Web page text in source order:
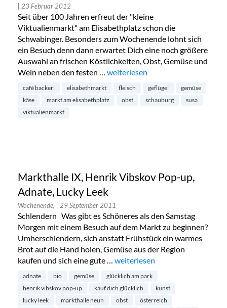
| 23 Februar 2012
Seit über 100 Jahren erfreut der "kleine
Viktualienmarkt" am Elisabethplatz schon die
Schwabinger. Besonders zum Wochenende lohnt sich
ein Besuch denn dann erwartet Dich eine noch größere
Auswahl an frischen Köstlichkeiten, Obst, Gemüse und
Wein neben den festen … „Markt am Elisabethplatz in
weiterlesen
café backerl elisabethmarkt fleisch geflügel
gemüse
käse
markt am elisabethplatz obst schauburg
susa
viktualienmarkt
Markthalle IX, Henrik Vibskov Pop-up,
Adnate, Lucky Leek
Wochenende, | 29 September 2011
Schlendern Was gibt es Schöneres als den Samstag
Morgen mit einem Besuch auf dem Markt zu beginnen?
Umherschlendern, sich anstatt Frühstück ein warmes
Brot auf die Hand holen, Gemüse aus der Region
kaufen und sich eine gute … „Markthalle IX, Henrik Vibskov
weiterlesen
adnate bio gemüse
glücklich am park
henrik vibskov pop-up
kauf dich glücklich
kunst
lucky leek
markthalle neun obst
österreich